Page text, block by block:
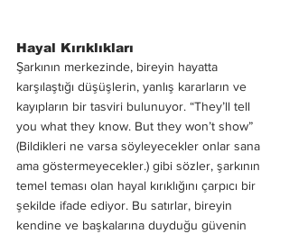
Hayal Kırıklıkları
Şarkının merkezinde, bireyin hayatta
karşılaştığı düşüşlerin, yanlış kararların ve
kayıpların bir tasviri bulunuyor. “They’ll tell
you what they know. But they won’t show”
(Bildikleri ne varsa söyleyecekler onlar sana
ama göstermeyecekler.) gibi sözler, şarkının
temel teması olan hayal kırıklığını çarpıcı bir
şekilde ifade ediyor. Bu satırlar, bireyin
kendine ve başkalarına duyduğu güvenin